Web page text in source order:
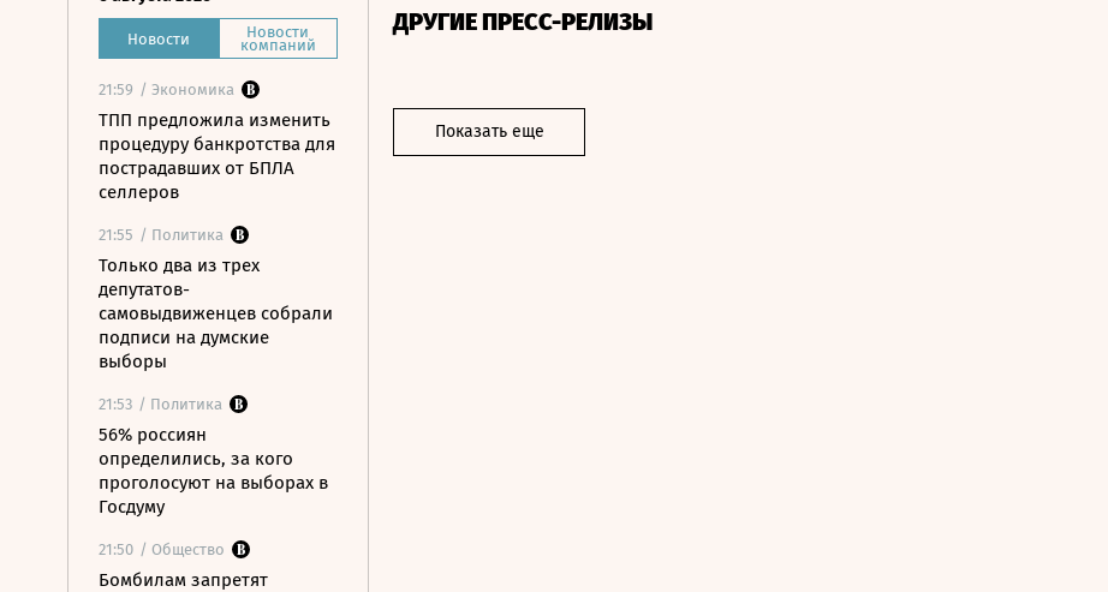
Новости Новости
компаний
21:59 / Экономика
ТПП предложила изменить
процедуру банкротства для
пострадавших от БПЛА
селлеров
21:55 / Политика
Только два из трех
депутатов-
самовыдвиженцев собрали
подписи на думские
выборы
21:53 / Политика
56% россиян
определились, за кого
проголосуют на выборах в
Госдуму
21:50 / Общество
Бомбилам запретят
ДРУГИЕ ПРЕСС-РЕЛИЗЫ
Показать еще